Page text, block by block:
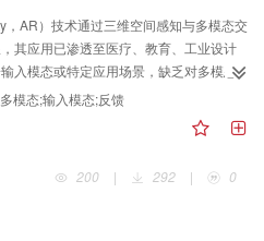
AR）技术通过三维空间感知与多模态交
其应用已渗透至医疗、教育、工业设计
入模态或特定应用场景，缺乏对多模态
构建了输入—输出双维度的AR交互技术
别（包括眼动、头部及肢体动作），输
不仅为研究者提供技术链路图谱，还可
向。研究发现，当前AR交互面临多模态
出失衡及跨学科协同不足等核心挑战，
式跃迁。
模态;输入模态;反馈
200
| 292 | 0